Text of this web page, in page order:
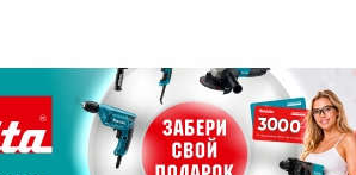
без переплат